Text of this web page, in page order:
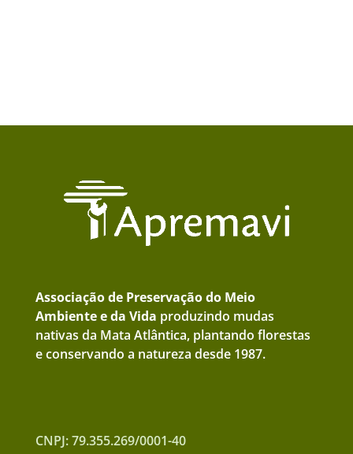
Associação de Preservação do Meio
Ambiente e da Vida produzindo mudas
nativas da Mata Atlântica, plantando florestas
e conservando a natureza desde 1987.
CNPJ: 79.355.269/0001-40